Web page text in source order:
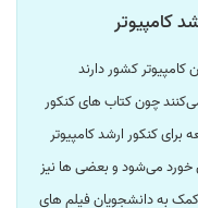
کامپیوتر
کشور دارند
چون کتاب های کنکور
برای کنکور ارشد کامپیوتر
می‌شود و بعضی ها نیز
به دانشجویان فیلم های